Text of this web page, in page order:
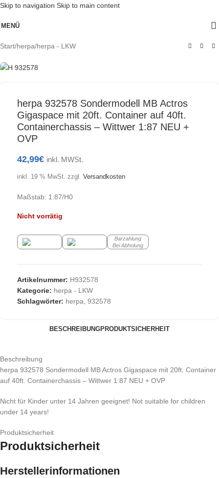
Skip to navigation Skip to main content
MENÜ
Start/herpa/herpa - LKW
Ausverkauft
herpa 932578 Sondermodell MB Actros
Gigaspace mit 20ft. Container auf 40ft.
Containerchassis – Wittwer 1:87 NEU +
OVP
42,99€ inkl. MWSt.
inkl. 19 % MwSt. zzgl. Versandkosten
Maßstab: 1:87/H0
Nicht vorrätig
Barzahlung
Bei Abholung
Artikelnummer: H932578
Kategorie: herpa - LKW
Schlagwörter: herpa, 932578
BESCHREIBUNGPRODUKTSICHERHEIT
Beschreibung
herpa 932578 Sondermodell MB Actros Gigaspace mit 20ft. Container
auf 40ft. Containerchassis – Wittwer 1:87 NEU + OVP
Nicht für Kinder unter 14 Jahren geeignet! Not suitable for children
under 14 years!
Produktsicherheit
Produktsicherheit
Herstellerinformationen